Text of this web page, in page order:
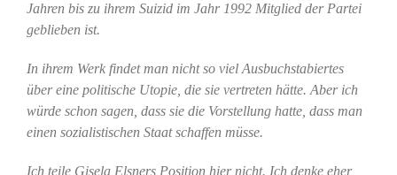
Jahren bis zu ihrem Suizid im Jahr 1992 Mitglied der Partei
geblieben ist.
In ihrem Werk findet man nicht so viel Ausbuchstabiertes
über eine politische Utopie, die sie vertreten hätte. Aber ich
würde schon sagen, dass sie die Vorstellung hatte, dass man
einen sozialistischen Staat schaffen müsse.
Ich teile Gisela Elsners Position hier nicht. Ich denke eher,